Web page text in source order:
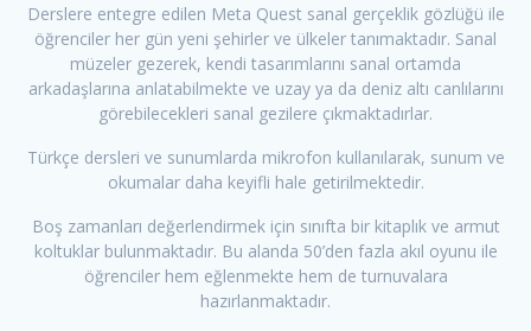
Derslere entegre edilen Meta Quest sanal gerçeklik gözlüğü ile
öğrenciler her gün yeni şehirler ve ülkeler tanımaktadır. Sanal
müzeler gezerek, kendi tasarımlarını sanal ortamda
arkadaşlarına anlatabilmekte ve uzay ya da deniz altı canlılarını
görebilecekleri sanal gezilere çıkmaktadırlar.
Türkçe dersleri ve sunumlarda mikrofon kullanılarak, sunum ve
okumalar daha keyifli hale getirilmektedir.
Boş zamanları değerlendirmek için sınıfta bir kitaplık ve armut
koltuklar bulunmaktadır. Bu alanda 50’den fazla akıl oyunu ile
öğrenciler hem eğlenmekte hem de turnuvalara
hazırlanmaktadır.